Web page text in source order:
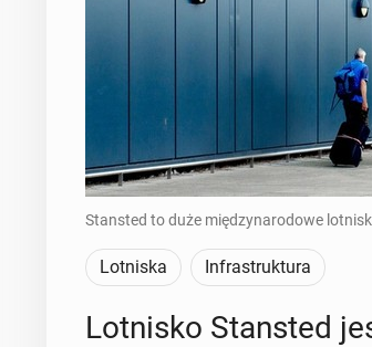
Stansted to duże międzynarodowe
Lotniska Infrastruktura
Lot­ni­sko Stan­sted